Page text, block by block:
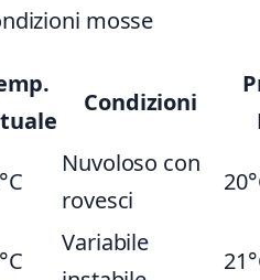
mosse
Condizioni
Nuvoloso con
rovesci
Variabile